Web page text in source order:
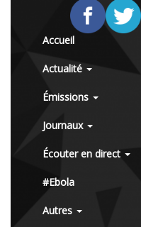
Accueil
Actualité
Émissions
Journaux
Écouter en direct
#Ebola
Autres